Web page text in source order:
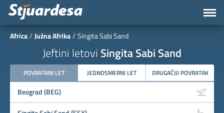
Africa Južna Afrika Singita Sabi Sand
Jeftini letovi Singita Sabi Sand
POVRATANI LET JEDNOSMERNI LET DRUGAČIJI POVRATAK